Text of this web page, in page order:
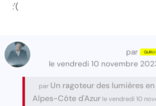
:'(
par
le vendredi 10 novembre
par Un ragoteur des lumières
Alpes-Côte d'Azur le vendredi 10